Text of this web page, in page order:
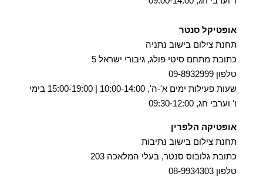
אופטיקל סנטר
תחנת צילום בישוב נתניה
כתובת מתחם סיטי פולג, גיבורי ישראל 5
טלפון 09-8932999
שעות פעילות ימים א'-ה', 10:00-14:00 | 15:00-19:00 בימי
ו' וערבי חג, 09:30-12:00
אופטיקה הלפרין
תחנת צילום בישוב נתיבות
כתובת גלובוס סנטר, בעלי המלאכה 203
טלפון 08-9934303